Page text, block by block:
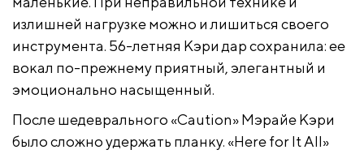
излишней нагрузке можно и лишиться своего
инструмента. 56-летняя Кэри дар сохранила: ее
вокал по-прежнему приятный, элегантный и
эмоционально насыщенный.
После шедеврального «Caution» Мэрайе Кэри
было сложно удержать планку. «Here for It All»